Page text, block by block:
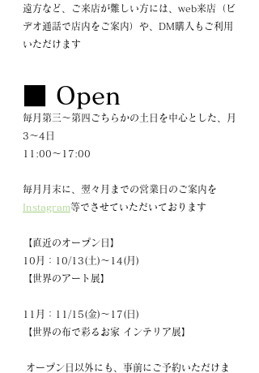
遠方など、ご来店が難しい方には、web来店（ビ
デオ通話で店内をご案内）や、DM購入もご利用
いただけます
■ Open
毎月第三～第四ごちらかの土日を中心とした、月
3～4日
11:00～17:00
毎月月末に、翌々月までの営業日のご案内を
Instagram等でさせていただいております
【直近のオープン日】
10月：10/13(土)～14(月)
【世界のアート展】
11月：11/15(金)～17(日)
【世界の布で彩るお家 インテリア展】
オープン日以外にも、事前にご予約いただけま